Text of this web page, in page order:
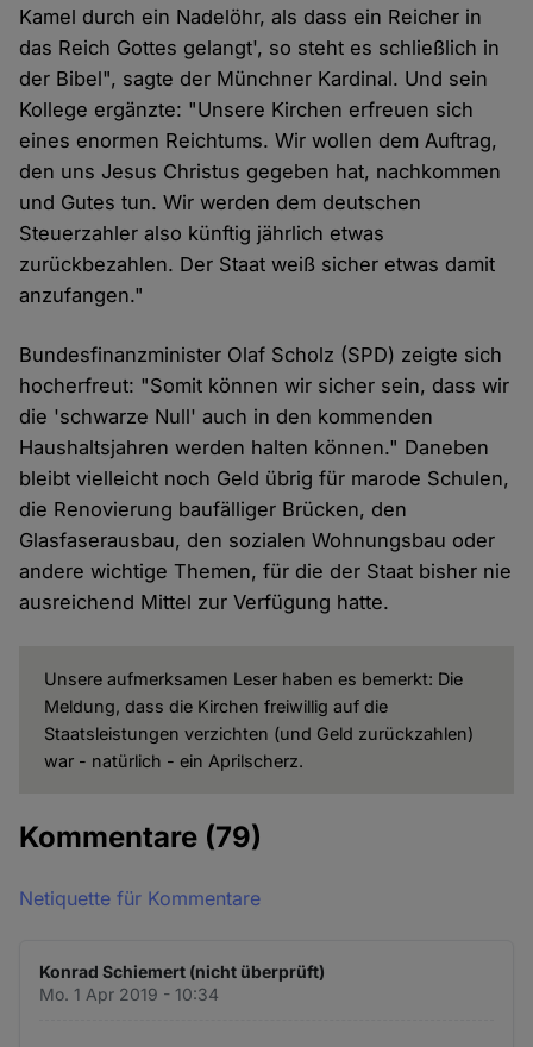
Kamel durch ein Nadelöhr, als dass ein Reicher in
das Reich Gottes gelangt', so steht es schließlich in
der Bibel", sagte der Münchner Kardinal. Und sein
Kollege ergänzte: "Unsere Kirchen erfreuen sich
eines enormen Reichtums. Wir wollen dem Auftrag,
den uns Jesus Christus gegeben hat, nachkommen
und Gutes tun. Wir werden dem deutschen
Steuerzahler also künftig jährlich etwas
zurückbezahlen. Der Staat weiß sicher etwas damit
anzufangen."
Bundesfinanzminister Olaf Scholz (SPD) zeigte sich
hocherfreut: "Somit können wir sicher sein, dass wir
die 'schwarze Null' auch in den kommenden
Haushaltsjahren werden halten können." Daneben
bleibt vielleicht noch Geld übrig für marode Schulen,
die Renovierung baufälliger Brücken, den
Glasfaserausbau, den sozialen Wohnungsbau oder
andere wichtige Themen, für die der Staat bisher nie
ausreichend Mittel zur Verfügung hatte.
Unsere aufmerksamen Leser haben es bemerkt: Die
Meldung, dass die Kirchen freiwillig auf die
Staatsleistungen verzichten (und Geld zurückzahlen)
war - natürlich - ein Aprilscherz.
Kommentare (79)
Netiquette für Kommentare
Konrad Schiemert (nicht überprüft)
Mo. 1 Apr 2019 - 10:34